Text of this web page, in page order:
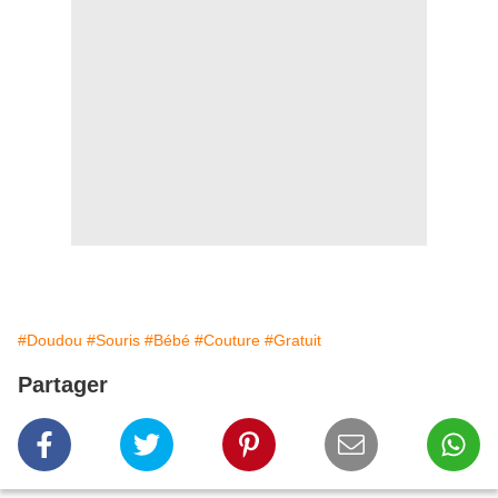
#Doudou #Souris #Bébé #Couture #Gratuit
Partager